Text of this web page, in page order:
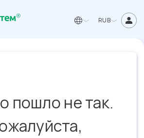
RUB
пошло не так.